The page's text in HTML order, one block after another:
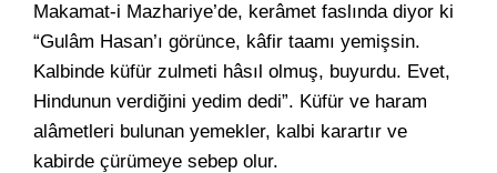
Makamat-i Mazhariye’de, kerâmet faslında diyor ki
“Gulâm Hasan’ı görünce, kâfir taamı yemişsin.
Kalbinde küfür zulmeti hâsıl olmuş, buyurdu. Evet,
Hindunun verdiğini yedim dedi”. Küfür ve haram
alâmetleri bulunan yemekler, kalbi karartır ve
kabirde çürümeye sebep olur.